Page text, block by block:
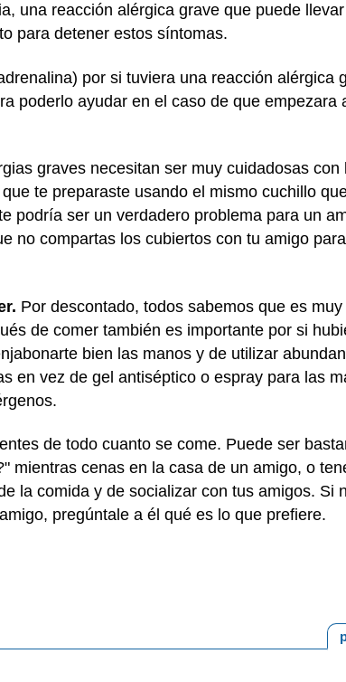
una reacción alérgica grave que puede
para detener estos síntomas.
por si tuviera una reacción alérgica
poderlo ayudar en el caso de que empezara
graves necesitan ser muy cuidadosas con
te preparaste usando el mismo cuchillo
podría ser un verdadero problema para un
no compartas los cubiertos con tu amigo
Por descontado, todos sabemos que es
de comer también es importante por si
bien las manos y de utilizar
en vez de gel antiséptico o espray para las
de todo cuanto se come. Puede ser
mientras cenas en la casa de un amigo, o
la comida y de socializar con tus amigos. Si
pregúntale a él qué es lo que prefiere.